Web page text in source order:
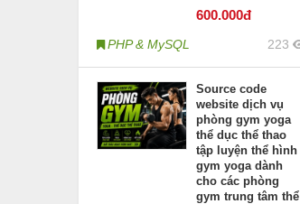
600.000đ
PHP & MySQL 223
Source code
website dịch vụ
phòng gym yoga
thể dục thể thao
tập luyện thể hình
gym yoga dành
cho các phòng
gym trung tâm thể